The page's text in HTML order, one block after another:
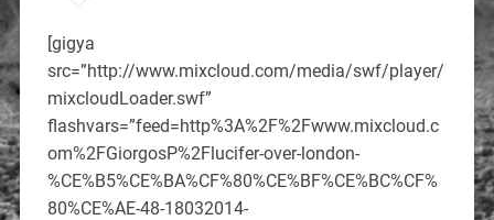
[gigya
src=”http://www.mixcloud.com/media/swf/player/
mixcloudLoader.swf”
flashvars=”feed=http%3A%2F%2Fwww.mixcloud.c
om%2FGiorgosP%2Flucifer-over-london-
%CE%B5%CE%BA%CF%80%CE%BF%CE%BC%CF%
80%CE%AE-48-18032014-